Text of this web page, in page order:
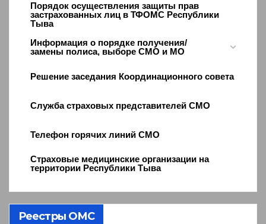
Порядок осуществления защиты прав
застрахованных лиц в ТФОМС Республики
Тыва
Информация о порядке получения/
замены полиса, выборе СМО и МО
Решение заседания Координационного совета
Служба страховых представителей СМО
Телефон горячих линий СМО
Страховые медицинские организации на
территории Республики Тыва
Реестры ОМС